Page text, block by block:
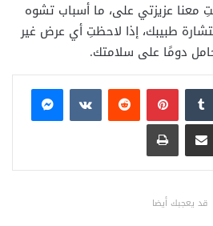
معنا عزيزتي على، ما أسباب تشوه
طبيبك، إذا لاحظتِ أي عرض غير
دومًا على سلامتك.
بينتيريست
ماسنجر
مشاركة عبر البريد طباعة
قد يعجبك أيضا